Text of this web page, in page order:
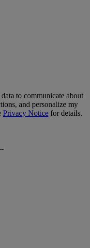
to communicate about
and personalize my
Privacy Notice for details.